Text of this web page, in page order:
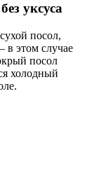
уксуса
посол,
в этом случае
посол
холодный